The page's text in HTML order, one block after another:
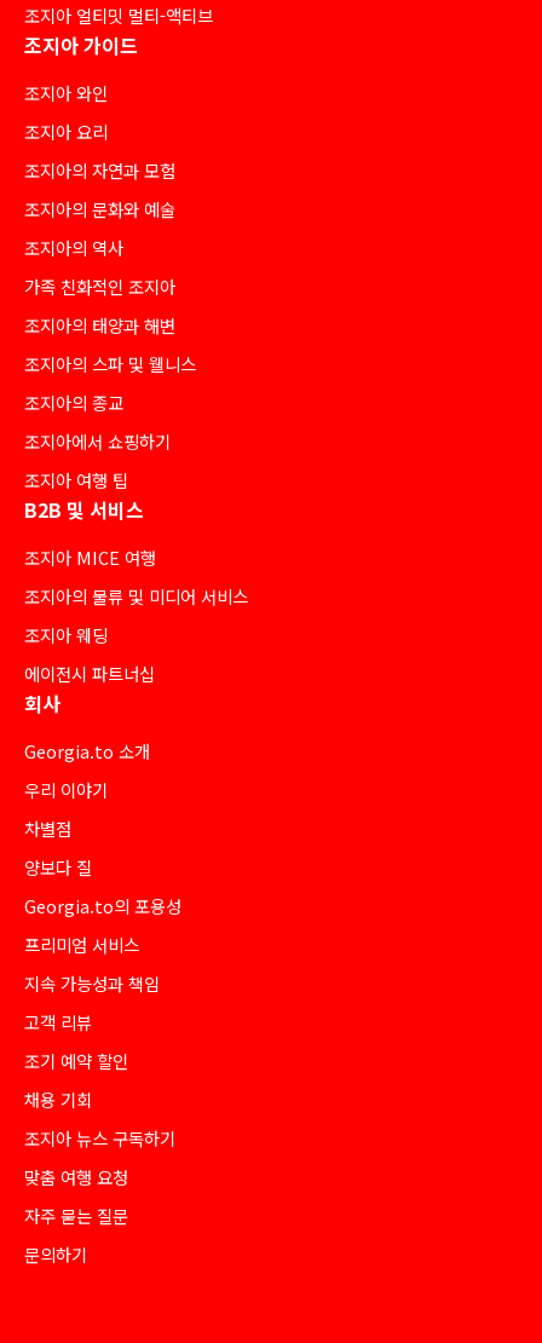
조지아 얼티밋 멀티-액티브
조지아 가이드
조지아 와인
조지아 요리
조지아의 자연과 모험
조지아의 문화와 예술
조지아의 역사
가족 친화적인 조지아
조지아의 태양과 해변
조지아의 스파 및 웰니스
조지아의 종교
조지아에서 쇼핑하기
조지아 여행 팁
B2B 및 서비스
조지아 MICE 여행
조지아의 물류 및 미디어 서비스
조지아 웨딩
에이전시 파트너십
회사
Georgia.to 소개
우리 이야기
차별점
양보다 질
Georgia.to의 포용성
프리미엄 서비스
지속 가능성과 책임
고객 리뷰
조기 예약 할인
채용 기회
조지아 뉴스 구독하기
맞춤 여행 요청
자주 묻는 질문
문의하기